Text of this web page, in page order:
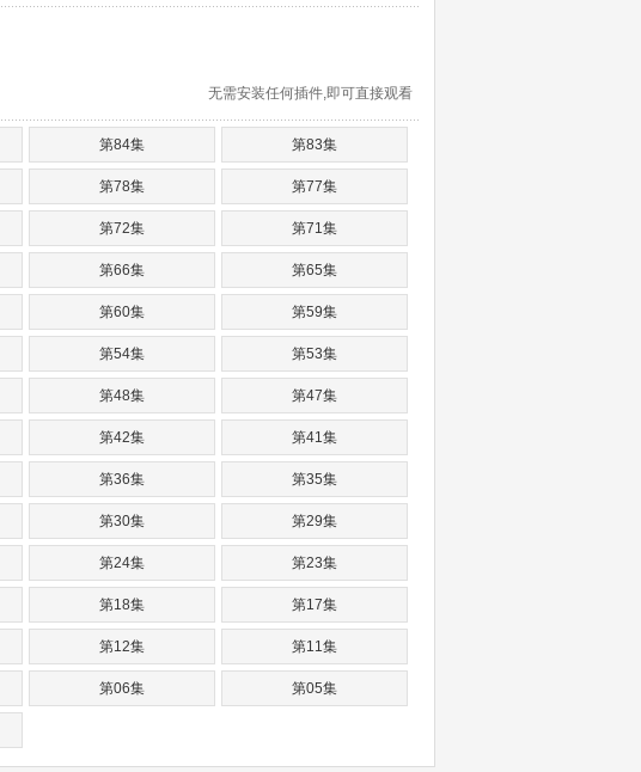
无需安装任何插件,即可直接观看
第84集 第83集
第78集 第77集
第72集 第71集
第66集 第65集
第60集 第59集
第54集 第53集
第48集 第47集
第42集 第41集
第36集 第35集
第30集 第29集
第24集 第23集
第18集 第17集
第12集 第11集
第06集 第05集